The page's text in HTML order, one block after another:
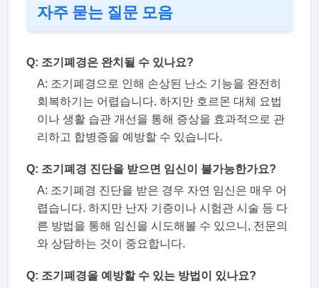
자주 묻는 질문 모음
Q: 조기폐경은 완치될 수 있나요?
A: 조기폐경으로 인해 손상된 난소 기능을 완전히
회복하기는 어렵습니다. 하지만 호르몬 대체 요법
이나 생활 습관 개선을 통해 증상을 효과적으로 관
리하고 합병증을 예방할 수 있습니다.
Q: 조기폐경 진단을 받으면 임신이 불가능한가요?
A: 조기폐경 진단을 받은 경우 자연 임신은 매우 어
렵습니다. 하지만 난자 기증이나 시험관 시술 등 다
른 방법을 통해 임신을 시도해볼 수 있으니, 전문의
와 상담하는 것이 중요합니다.
Q: 조기폐경을 예방할 수 있는 방법이 있나요?